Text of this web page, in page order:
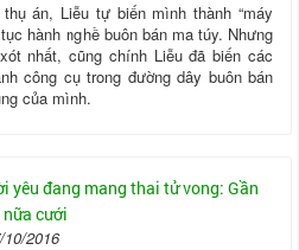
án, Liễu tự biến mình thành “máy
hành nghề buôn bán ma túy. Nhưng
nhất, cũng chính Liễu đã biến các
công cụ trong đường dây buôn bán
của mình.
yêu đang mang thai tử vong: Gần
cưới
2016